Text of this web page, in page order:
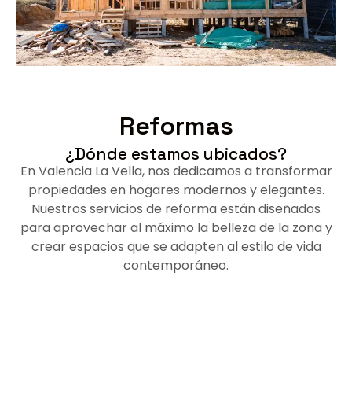
Reformas
¿Dónde estamos ubicados?
En Valencia La Vella, nos dedicamos a transformar
propiedades en hogares modernos y elegantes.
Nuestros servicios de reforma están diseñados
para aprovechar al máximo la belleza de la zona y
crear espacios que se adapten al estilo de vida
contemporáneo.